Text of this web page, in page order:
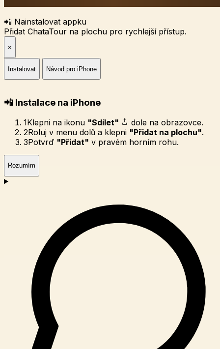
📲 Nainstalovat appku
Přidat ChataTour na plochu pro rychlejší přístup.
×
Instalovat Návod pro iPhone
📲 Instalace na iPhone
1Klepni na ikonu "Sdílet"
dole na obrazovce.
2Roluj v menu dolů a klepni "Přidat na plochu".
3Potvrď "Přidat" v pravém horním rohu.
Rozumím